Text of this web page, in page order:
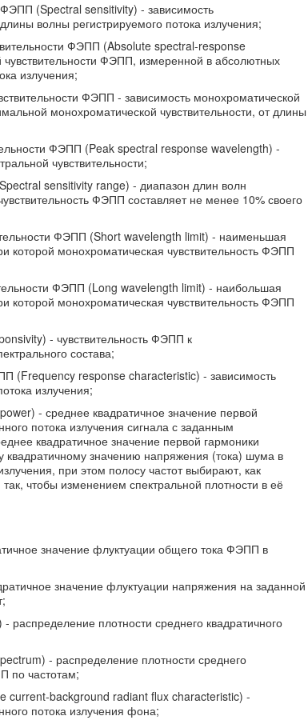
ФЭПП (Spectral sensitivity) - зависимость
волны регистрируемого потока излучения;
ФЭПП (Absolute spectral-response
ФЭПП, измеренной в абсолютных
излучения;
ФЭПП - зависимость монохроматической
монохроматической чувствительности, от длины
ФЭПП (Peak spectral response wavelength) -
чувствительности;
sensitivity range) - диапазон длин волн
ФЭПП составляет не менее 10% своего
ФЭПП (Short wavelength limit) - наименьшая
которой монохроматическая чувствительность ФЭПП
ФЭПП (Long wavelength limit) - наибольшая
которой монохроматическая чувствительность ФЭПП
- чувствительность ФЭПП к
состава;
(Frequency response characteristic) - зависимость
излучения;
- среднее квадратичное значение первой
потока излучения сигнала с заданным
квадратичное значение первой гармоники
значению напряжения (тока) шума в
при этом полосу частот выбирают, как
чтобы изменением спектральной плотности в её
значение флуктуации общего тока ФЭПП в
значение флуктуации напряжения на заданной
плотности среднего квадратичного
- распределение плотности среднего
по частотам;
current-background radiant flux characteristic) -
потока излучения фона;